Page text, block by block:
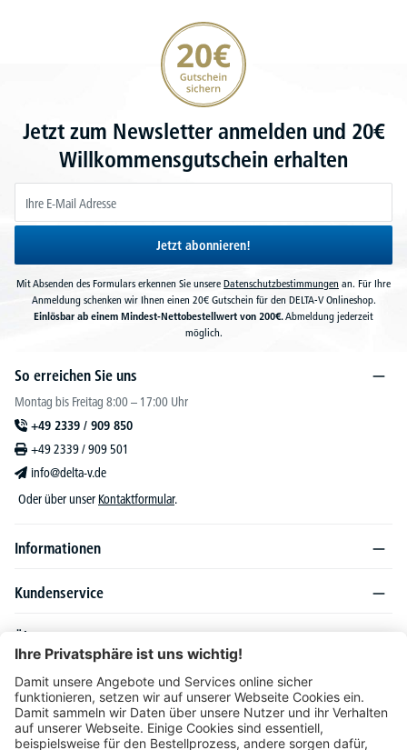
20€ Gutschein sichern
Jetzt zum Newsletter anmelden und 20€
Willkommensgutschein erhalten
Jetzt abonnieren!
Mit Absenden des Formulars erkennen Sie unsere Datenschutzbestimmungen an. Für Ihre
Anmeldung schenken wir Ihnen einen 20€ Gutschein für den DELTA-V Onlineshop.
Einlösbar ab einem Mindest-Nettobestellwert von 200€.Abmeldung jederzeit
möglich.
So erreichen Sie uns
Montag bis Freitag 8:00 – 17:00 Uhr
+49 2339 / 909 850
+49 2339 / 909 501
info@delta-v.de
Oder über unser Kontaktformular.
Informationen
Kundenservice
Über DELTA-V
Produktsortiment
Ratgeber